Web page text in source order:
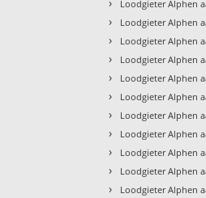
› Loodgieter Alphen
› Loodgieter Alphen
› Loodgieter Alphen
› Loodgieter Alphen
› Loodgieter Alphen
› Loodgieter Alphen
› Loodgieter Alphen
› Loodgieter Alphen
› Loodgieter Alphen
› Loodgieter Alphen
› Loodgieter Alphen